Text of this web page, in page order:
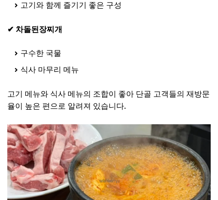
고기와 함께 즐기기 좋은 구성
✔ 차돌된장찌개
구수한 국물
식사 마무리 메뉴
고기 메뉴와 식사 메뉴의 조합이 좋아 단골 고객들의 재방문
율이 높은 편으로 알려져 있습니다.